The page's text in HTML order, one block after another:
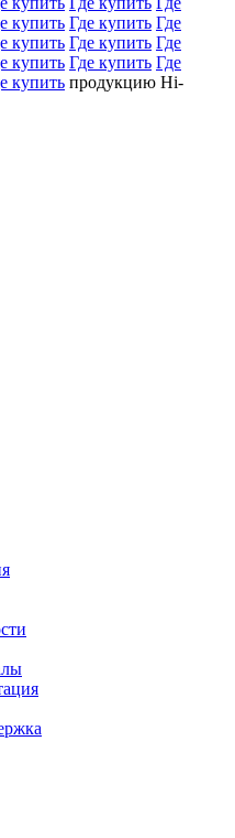
купить Где купить Где
купить Где купить Где
купить Где купить Где
купить продукцию Hi-